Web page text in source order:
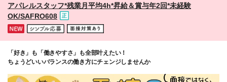
アパレルスタッフ*残業月平均4h*昇給＆賞与年2回*未経験
OK/SAFRO608
「好き」も「働きやすさ」も全部叶えたい！
ちょうどいいバランスの働き方にチェンジしませんか